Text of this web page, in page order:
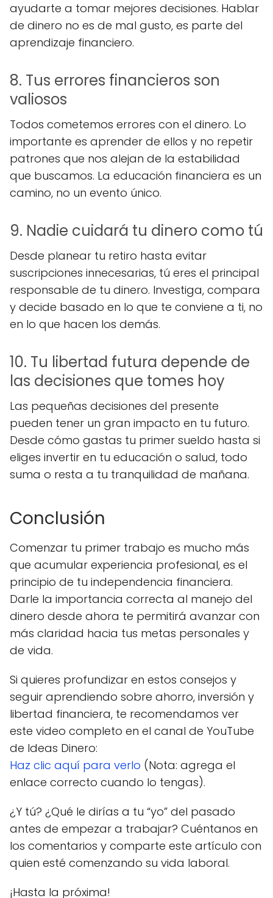
ayudarte a tomar mejores decisiones. Hablar
de dinero no es de mal gusto, es parte del
aprendizaje financiero.
8. Tus errores financieros son
valiosos
Todos cometemos errores con el dinero. Lo
importante es aprender de ellos y no repetir
patrones que nos alejan de la estabilidad
que buscamos. La educación financiera es un
camino, no un evento único.
9. Nadie cuidará tu dinero como tú
Desde planear tu retiro hasta evitar
suscripciones innecesarias, tú eres el principal
responsable de tu dinero. Investiga, compara
y decide basado en lo que te conviene a ti, no
en lo que hacen los demás.
10. Tu libertad futura depende de
las decisiones que tomes hoy
Las pequeñas decisiones del presente
pueden tener un gran impacto en tu futuro.
Desde cómo gastas tu primer sueldo hasta si
eliges invertir en tu educación o salud, todo
suma o resta a tu tranquilidad de mañana.
Conclusión
Comenzar tu primer trabajo es mucho más
que acumular experiencia profesional, es el
principio de tu independencia financiera.
Darle la importancia correcta al manejo del
dinero desde ahora te permitirá avanzar con
más claridad hacia tus metas personales y
de vida.
Si quieres profundizar en estos consejos y
seguir aprendiendo sobre ahorro, inversión y
libertad financiera, te recomendamos ver
este video completo en el canal de YouTube
de Ideas Dinero:
Haz clic aquí para verlo (Nota: agrega el
enlace correcto cuando lo tengas).
¿Y tú? ¿Qué le dirías a tu “yo” del pasado
antes de empezar a trabajar? Cuéntanos en
los comentarios y comparte este artículo con
quien esté comenzando su vida laboral.
¡Hasta la próxima!